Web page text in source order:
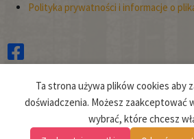
Polityka prywatności i informacje o
Copyright © 2026
Planto.
Projekt i realizacja:clivio.pl
Ta strona używa plików cookies aby
doświadczenia. Możesz zaakceptować
wybrać, które chcesz